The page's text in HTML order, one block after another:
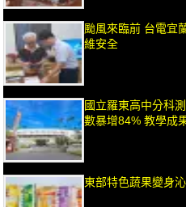
颱風來臨前 台電宜
維安全
國立羅東高中分科
數暴增84% 教學成
東部特色蔬果變身